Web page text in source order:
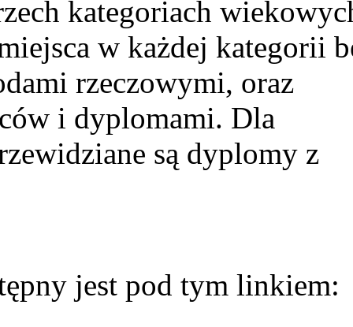
kategoriach
w każdej kategorii
rzeczowymi, oraz
i dyplomami. Dla
są dyplomy z
jest pod tym linkiem: